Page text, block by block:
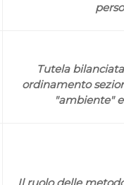
Tutela
ordinamento
"ambiente"